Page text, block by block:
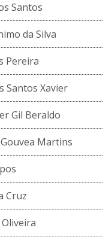
Santos
da Silva
Pereira
Santos Xavier
Gil Beraldo
Martins
Cruz